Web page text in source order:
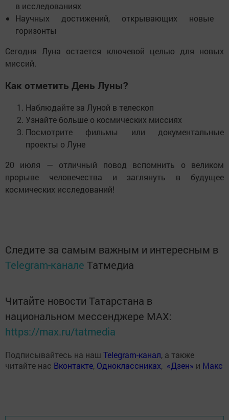
в исследованиях
Научных достижений, открывающих новые
горизонты
Сегодня Луна остается ключевой целью для новых
миссий.
Как отметить День Луны?
Наблюдайте за Луной в телескоп
Узнайте больше о космических миссиях
Посмотрите фильмы или документальные
проекты о Луне
20 июля — отличный повод вспомнить о великом
прорыве человечества и заглянуть в будущее
космических исследований!
Следите за самым важным и интересным в
Telegram-канале Татмедиа
Читайте новости Татарстана в
национальном мессенджере MАХ:
https://max.ru/tatmedia
Подписывайтесь на наш Telegram-канал, а также
читайте нас Вконтакте, Одноклассниках, «Дзен» и Макс